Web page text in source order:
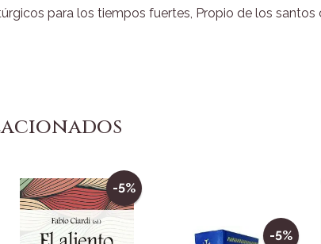
para los tiempos fuertes, Propio de los
-5%
-5%